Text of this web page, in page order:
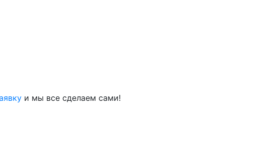
и мы все сделаем сами!